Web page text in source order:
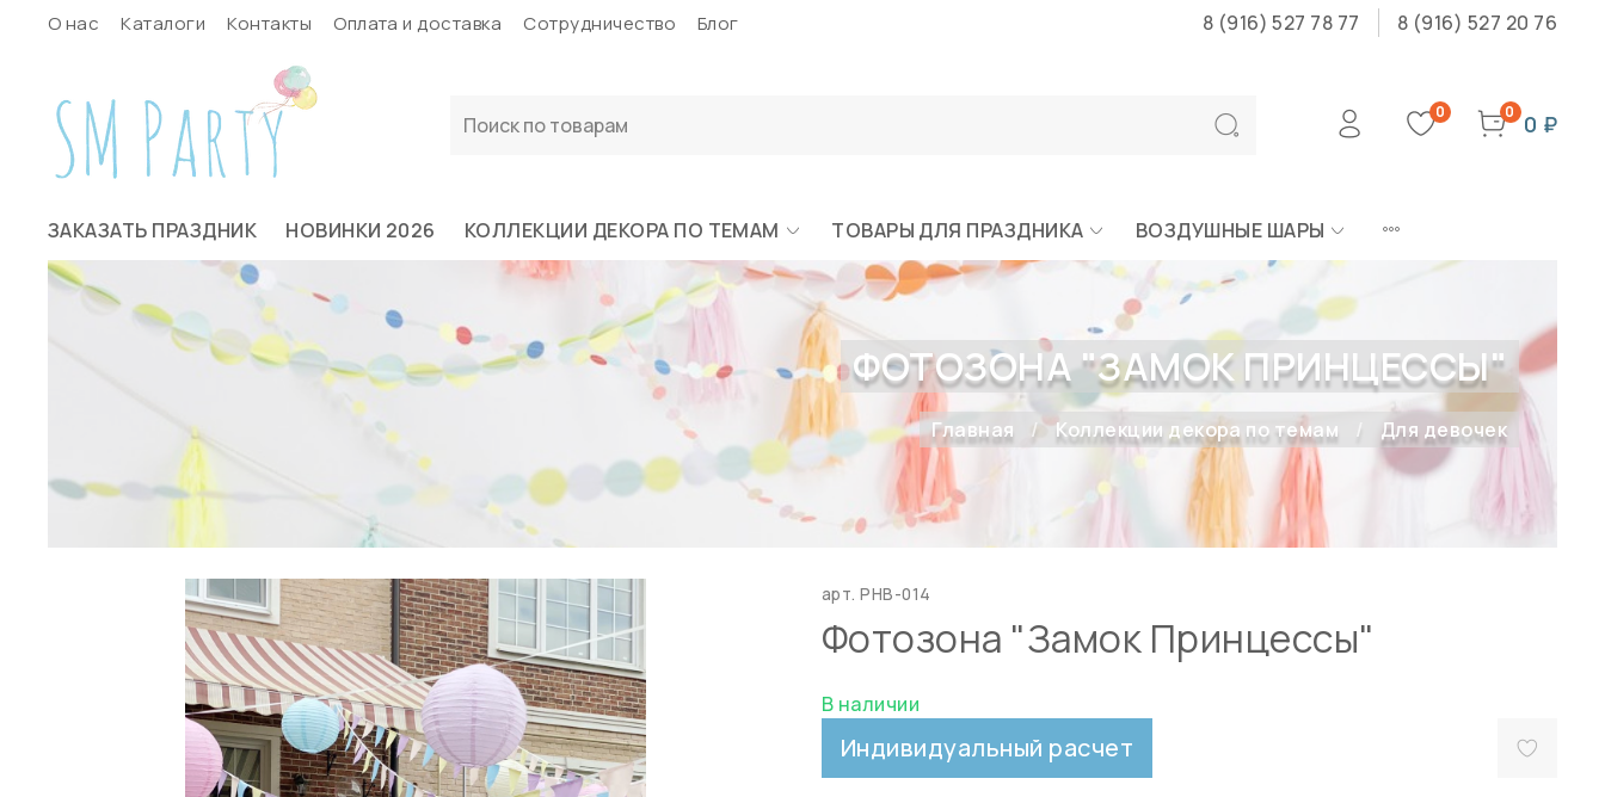
О нас Каталоги Контакты Оплата и доставка Сотрудничество Блог 8 (916) 527 78 77 8 (916) 527 20 76
0 0 0 ₽
ЗАКАЗАТЬ ПРАЗДНИК НОВИНКИ 2026 КОЛЛЕКЦИИ ДЕКОРА ПО ТЕМАМ ТОВАРЫ ДЛЯ ПРАЗДНИКА ВОЗДУШНЫЕ ШАРЫ
ФОТОЗОНА "ЗАМОК ПРИНЦЕССЫ"
Главная Коллекции декора по темам Для девочек
арт.PHB-014
Фотозона "Замок Принцессы"
В наличии
Индивидуальный расчет